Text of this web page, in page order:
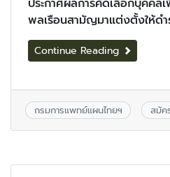
ประกาศผลการคัดเลือกบุคคล
พลเรือนสามัญมาแต่งตั้งให้ด
Continue Reading
กรมการแพทย์แผนไทยฯ สมัค